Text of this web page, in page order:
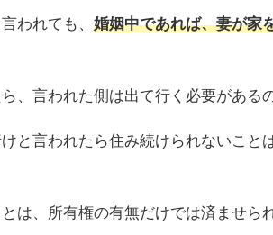
われても、 婚姻中であれば、妻が家
、言われた側は出て行く必要がある
と言われたら住み続けられないこと
は、所有権の有無だけでは済ませら